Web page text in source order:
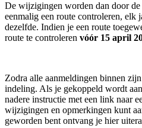
De wijzigingen worden dan door
eenmalig een route controleren, elk
dezelfde. Indien je een route
route te controleren vóór 15 april
Zodra alle aanmeldingen binnen
indeling. Als je gekoppeld wordt
nadere instructie met een link naar
wijzigingen en opmerkingen kunt
geworden bent ontvang je hier